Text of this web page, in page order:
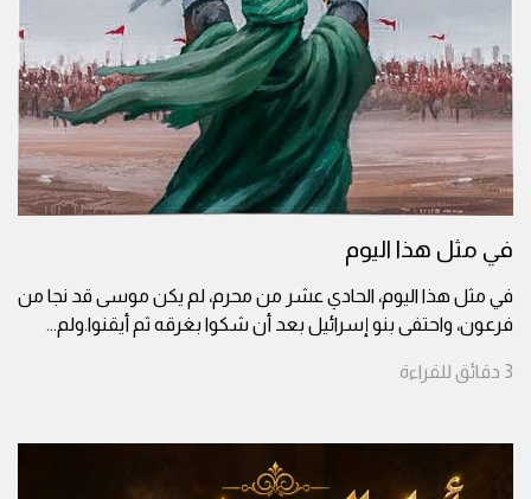
في مثل هذا اليوم
في مثل هذا اليوم، الحادي عشر من محرم، لم يكن موسى قد نجا من
فرعون، واحتفى بنو إسرائيل بعد أن شكوا بغرقه ثم أيقنوا.ولم...
3 دقائق للقراءة